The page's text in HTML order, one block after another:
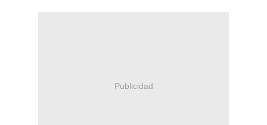
Publicidad